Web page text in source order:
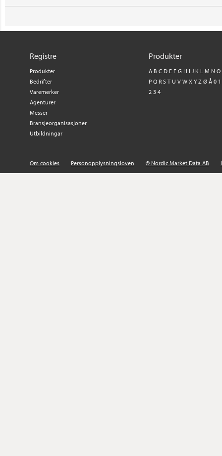
Registre
Produkter
Bedrifter
Varemerker
Agenturer
Messer
Bransjeorganisasjoner
Utbildningar
Produkter
A B C D E F G H I J K L M N O
P Q R S T U V W X Y Z Ø Å 0 1
2 3 4
Om cookies Personopplysningsloven © Nordic Market Data AB